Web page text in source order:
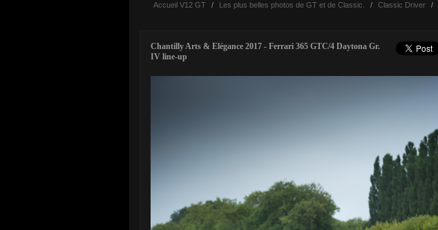
Accueil V12 GT / Les plus belles photos de GT et de Classic. / Classic Driver /
Chantilly Arts & Elégance 2017 - Ferrari 365 GTC/4 Daytona Gr.
IV line-up